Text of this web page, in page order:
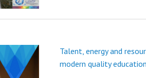
Talent, energy and
modern quality education